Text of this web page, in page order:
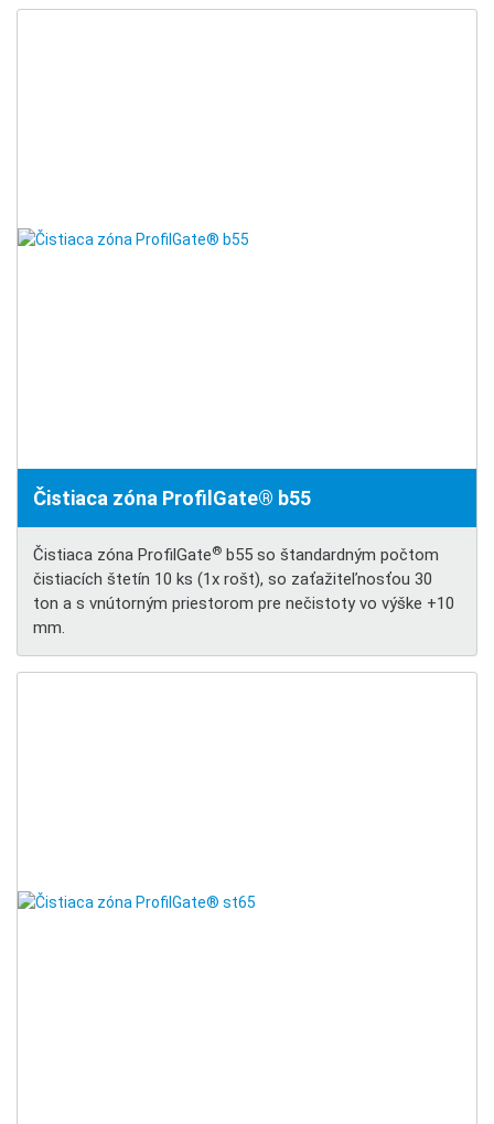
Čistiaca zóna ProfilGate® b55
Čistiaca zóna ProfilGate® b55 so štandardným počtom
čistiacích štetín 10 ks (1x rošt), so zaťažiteľnosťou 30
ton a s vnútorným priestorom pre nečistoty vo výške +10
mm.